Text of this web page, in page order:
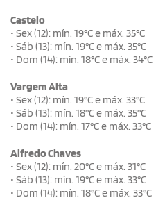
Castelo
• Sex (12): mín. 19°C e máx. 35°C
• Sáb (13): mín. 19°C e máx. 35°C
• Dom (14): mín. 18°C e máx. 34°C
Vargem Alta
• Sex (12): mín. 19°C e máx. 33°C
• Sáb (13): mín. 18°C e máx. 35°C
• Dom (14): mín. 17°C e máx. 33°C
Alfredo Chaves
• Sex (12): mín. 20°C e máx. 31°C
• Sáb (13): mín. 19°C e máx. 33°C
• Dom (14): mín. 18°C e máx. 33°C